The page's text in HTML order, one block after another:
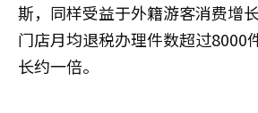
斯，同样受益于外籍游客消费增
门店月均退税办理件数超过8000
长约一倍。